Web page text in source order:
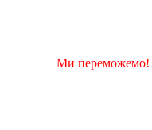
Ми переможемо!